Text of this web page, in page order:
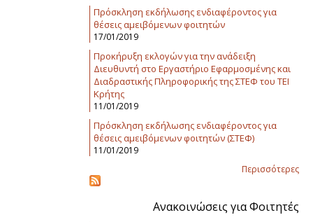
Πρόσκληση εκδήλωσης ενδιαφέροντος για
θέσεις αμειβόμενων φοιτητών
17/01/2019
Προκήρυξη εκλογών για την ανάδειξη
Διευθυντή στο Εργαστήριο Εφαρμοσμένης και
Διαδραστικής Πληροφορικής της ΣΤΕΦ του ΤΕΙ
Κρήτης
11/01/2019
Πρόσκληση εκδήλωσης ενδιαφέροντος για
θέσεις αμειβόμενων φοιτητών (ΣΤΕΦ)
11/01/2019
Περισσότερες
Ανακοινώσεις για Φοιτητές